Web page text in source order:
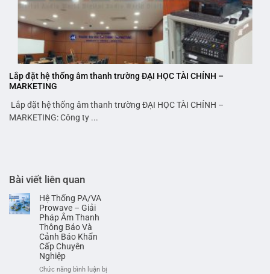
Lắp đặt hệ thống âm thanh trường ĐẠI HỌC TÀI CHÍNH –
MARKETING
Lắp đặt hệ thống âm thanh trường ĐẠI HỌC TÀI CHÍNH –
MARKETING: Công ty ...
Bài viết liên quan
Hệ Thống PA/VA
Prowave – Giải
Pháp Âm Thanh
Thông Báo Và
Cảnh Báo Khẩn
Cấp Chuyên
Nghiệp
Chức năng bình luận bị